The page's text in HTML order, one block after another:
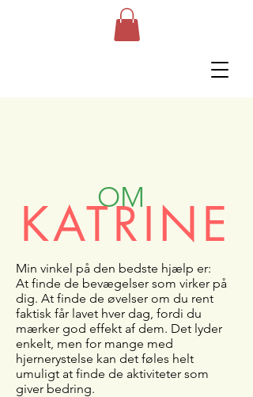
OM
KATRINE
Min vinkel på den bedste hjælp er:
At finde de bevægelser som virker på
dig. At finde de øvelser om du rent
faktisk får lavet hver dag, fordi du
mærker god effekt af dem. Det lyder
enkelt, men for mange med
hjernerystelse kan det føles helt
umuligt at finde de aktiviteter som
giver bedring.